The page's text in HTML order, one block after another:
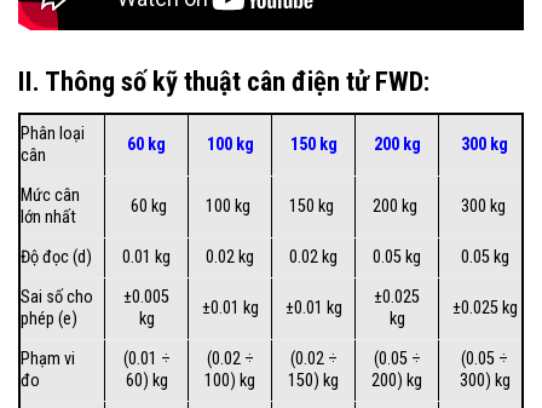
II. Thông số kỹ thuật cân điện tử FWD:
Phân loại
cân
60 kg 100 kg 150 kg 200 kg 300 kg
Mức cân
lớn nhất
60 kg 100 kg 150 kg 200 kg 300 kg
Độ đọc (d) 0.01 kg 0.02 kg 0.02 kg 0.05 kg
0.05 kg
Sai số cho
phép (e)
±0.005
kg
±0.01 kg ±0.01 kg
±0.025
kg
±0.025 kg
Phạm vi
đo
(0.01 ÷
60) kg
(0.02 ÷
100) kg
(0.02 ÷
150) kg
(0.05 ÷
200) kg
(0.05 ÷
300) kg